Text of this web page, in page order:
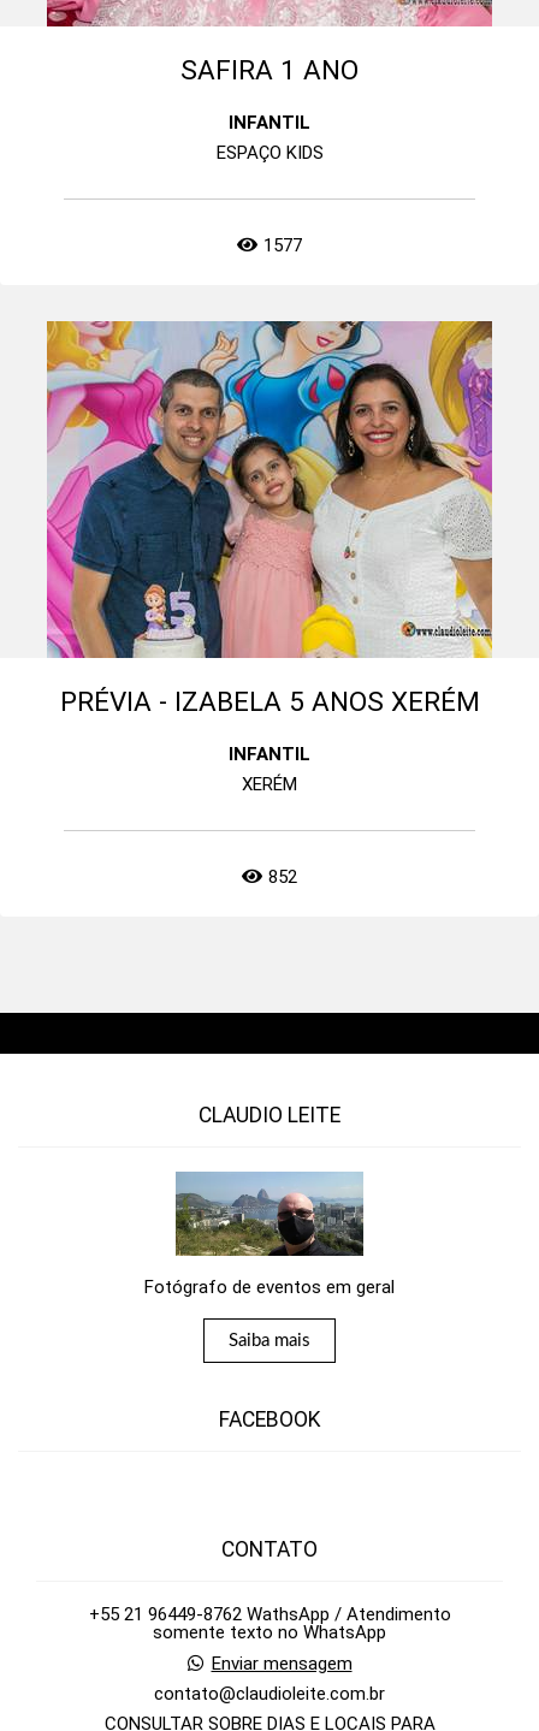
SAFIRA 1 ANO
INFANTIL
ESPAÇO KIDS
1577
PRÉVIA - IZABELA 5 ANOS XERÉM
INFANTIL
XERÉM
852
CLAUDIO LEITE
Fotógrafo de eventos em geral
Saiba mais
FACEBOOK
CONTATO
+55 21 96449-8762 WathsApp / Atendimento
somente texto no WhatsApp
Enviar mensagem
contato@claudioleite.com.br
CONSULTAR SOBRE DIAS E LOCAIS PARA